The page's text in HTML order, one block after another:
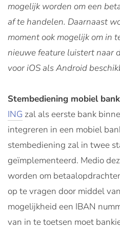
mogelijk worden om een
af te handelen. Daarnaast
moment ook mogelijk om in
nieuwe feature luistert naar
voor iOS als Android
Stembediening mobiel
ING zal als eerste bank
integreren in een mobiel
stembediening zal in twee
geïmplementeerd. Medio
worden om
op te vragen door middel
mogelijkheid een IBAN
van in te toetsen moet